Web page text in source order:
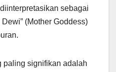
sebagai
(Mother Goddess)
paling signifikan adalah